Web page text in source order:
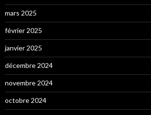
mars 2025
février 2025
janvier 2025
décembre 2024
novembre 2024
octobre 2024